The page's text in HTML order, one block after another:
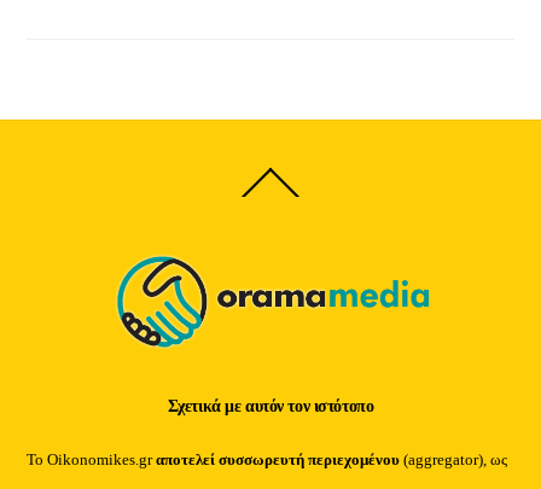
Back
To
Σχετικά με αυτόν τον ιστότοπο
Το Oikonomikes.grαποτελεί συσσωρευτή περιεχομένου (aggregator), ως